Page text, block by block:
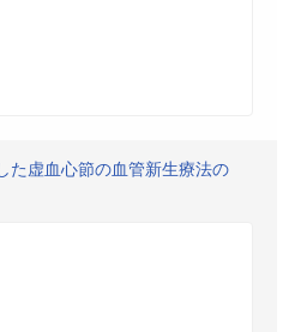
た虚血心節の血管新生療法の